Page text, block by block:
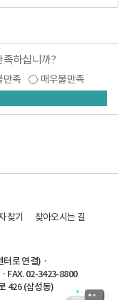
족하십니까?
만족 매우불만족
찾기
찾아오시는 길
로 연결) ·
FAX. 02-3423-8800
426 (삼성동)